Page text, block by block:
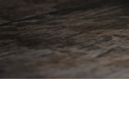
n
t
e